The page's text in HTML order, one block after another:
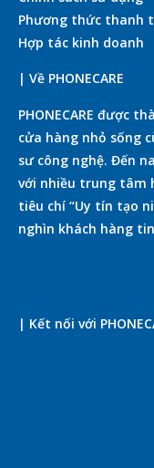
Phương thức thanh
Hợp tác kinh doanh
| Về PHONECARE
PHONECARE được
cửa hàng nhỏ sống
sư công nghệ. Đến
với nhiều trung tâm
tiêu chí “Uy tín tạo
nghìn khách hàng
| Kết nối với